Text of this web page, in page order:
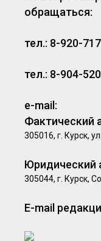
обращаться:
тел.: 8-920-
тел.: 8-904-
e-mail:
Фактический
305016, г. Курск,
Юридический
305044, г. Курск,
E-mail